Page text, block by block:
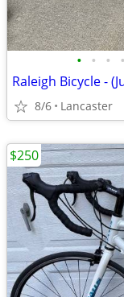
• • • •
Raleigh Bicycle -
8/6 Lancaster
$250